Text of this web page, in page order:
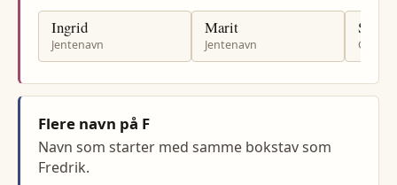
Ingrid
Jentenavn
Marit
Jentenavn
Svein
Flere navn på F
Navn som starter med samme bokstav som
Fredrik.